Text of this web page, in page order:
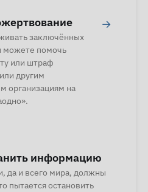
заключённых
можете помочь
или штраф
другим
организациям на
→
информацию
да и всего мира, должны
пытается остановить